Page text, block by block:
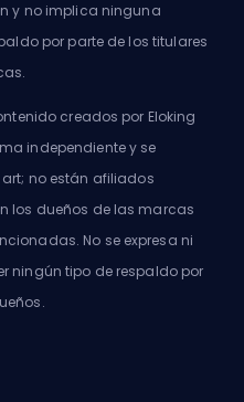
y no implica ninguna
por parte de los titulares
creados por Eloking
independiente y se
no están afiliados
los dueños de las marcas
No se expresa ni
ningún tipo de respaldo por